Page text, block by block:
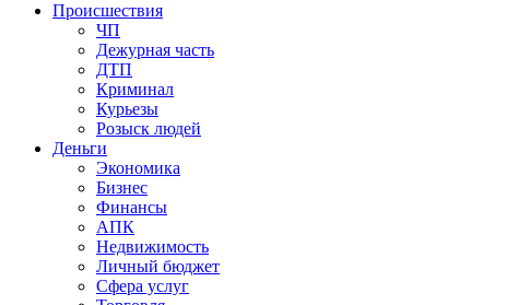
Происшествия
ЧП
Дежурная часть
ДТП
Криминал
Курьезы
Розыск людей
Деньги
Экономика
Бизнес
Финансы
АПК
Недвижимость
Личный бюджет
Сфера услуг